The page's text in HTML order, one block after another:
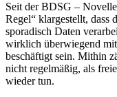
Seit der BDSG –
Regel“ klargestellt, dass
sporadisch Daten
wirklich überwiegend
beschäftigt sein. Mithin
nicht regelmäßig, als
wieder tun.